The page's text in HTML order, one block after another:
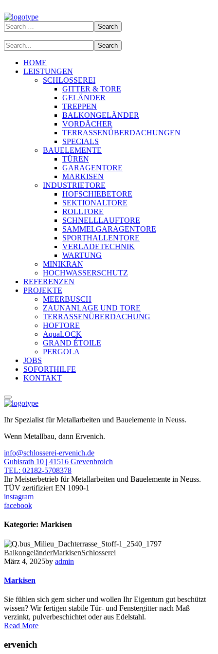
HOME
LEISTUNGEN
SCHLOSSEREI
GITTER & TORE
GELÄNDER
TREPPEN
BALKONGELÄNDER
VORDÄCHER
TERRASSENÜBERDACHUNGEN
SPECIALS
BAUELEMENTE
TÜREN
GARAGENTORE
MARKISEN
INDUSTRIETORE
HOFSCHIEBETORE
SEKTIONALTORE
ROLLTORE
SCHNELLLAUFTORE
SAMMELGARAGENTORE
SPORTHALLENTORE
VERLADETECHNIK
WARTUNG
MINIKRAN
HOCHWASSERSCHUTZ
REFERENZEN
PROJEKTE
MEERBUSCH
ZAUNANLAGE UND TORE
TERRASSENÜBERDACHUNG
HOFTORE
AquaLOCK
GRAND ÉTOILE
PERGOLA
JOBS
SOFORTHILFE
KONTAKT
Ihr Spezialist für Metallarbeiten und Bauelemente in Neuss.
Wenn Metallbau, dann Ervenich.
info@schlosserei-ervenich.de
Gubisrath 10 | 41516 Grevenbroich
TEL: 02182-5708378
Ihr Meisterbetrieb für Metallarbeiten und Bauelemente in Neuss.
TÜV zertifiziert EN 1090-1
instagram
facebook
Kategorie: Markisen
BalkongeländerMarkisenSchlosserei
März 4, 2025by admin
Markisen
Sie fühlen sich gern sicher und wollen Ihr Eigentum gut beschützt
wissen? Wir fertigen stabile Tür- und Fenstergitter nach Maß –
verzinkt, pulverbeschichtet oder aus Edelstahl.
Read More
ervenich